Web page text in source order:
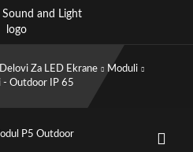
Delovi Za LED Ekrane
Moduli
- Outdoor IP 65